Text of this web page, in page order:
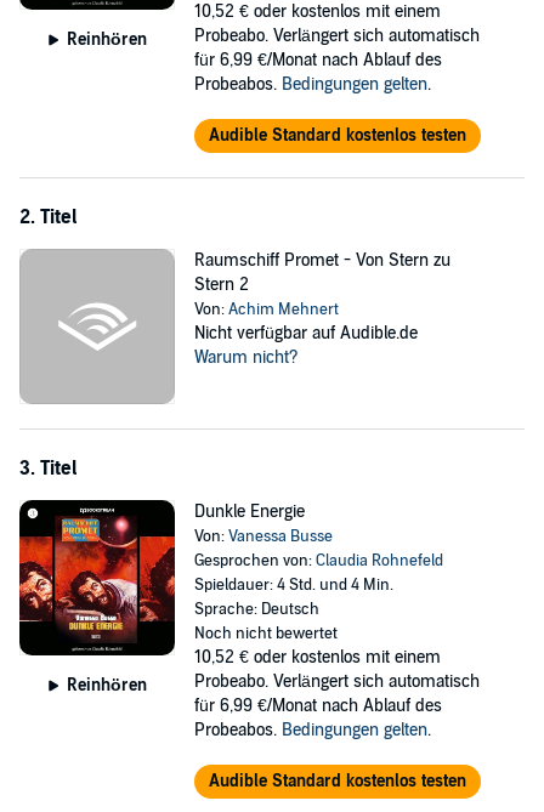
Reinhören
10,52 € oder kostenlos mit einem
Probeabo. Verlängert sich automatisch
für 6,99 €/Monat nach Ablauf des
Probeabos. Bedingungen gelten.
Audible Standard kostenlos testen
2. Titel
Raumschiff Promet - Von Stern zu
Stern 2
Von:Achim Mehnert
Nicht verfügbar auf Audible.de
Warum nicht?
3. Titel
Reinhören
Dunkle Energie
Von:Vanessa Busse
Gesprochen von:Claudia Rohnefeld
Spieldauer: 4 Std. und 4 Min.
Sprache: Deutsch
Noch nicht bewertet
10,52 € oder kostenlos mit einem
Probeabo. Verlängert sich automatisch
für 6,99 €/Monat nach Ablauf des
Probeabos. Bedingungen gelten.
Audible Standard kostenlos testen